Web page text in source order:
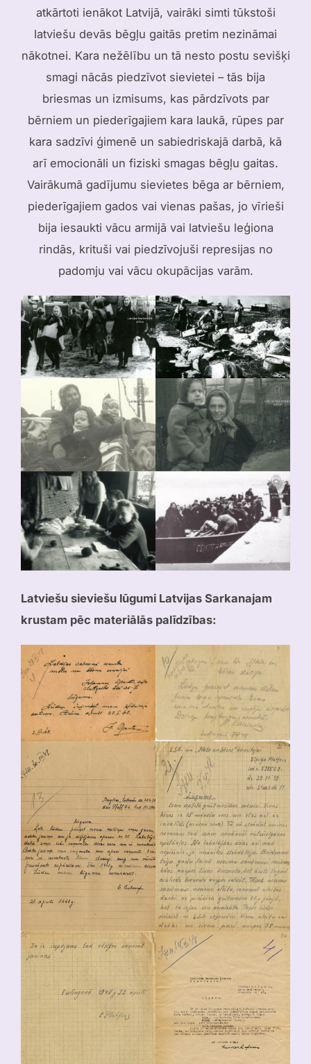
atkārtoti ienākot Latvijā, vairāki simti tūkstoši
latviešu devās bēgļu gaitās pretim nezināmai
nākotnei. Kara nežēlību un tā nesto postu sevišķi
smagi nācās piedzīvot sievietei – tās bija
briesmas un izmisums, kas pārdzīvots par
bērniem un piederīgajiem kara laukā, rūpes par
kara sadzīvi ģimenē un sabiedriskajā darbā, kā
arī emocionāli un fiziski smagas bēgļu gaitas.
Vairākumā gadījumu sievietes bēga ar bērniem,
piederīgajiem gados vai vienas pašas, jo vīrieši
bija iesaukti vācu armijā vai latviešu leģiona
rindās, krituši vai piedzīvojuši represijas no
padomju vai vācu okupācijas varām.
Latviešu sieviešu lūgumi Latvijas Sarkanajam
krustam pēc materiālās palīdzības: